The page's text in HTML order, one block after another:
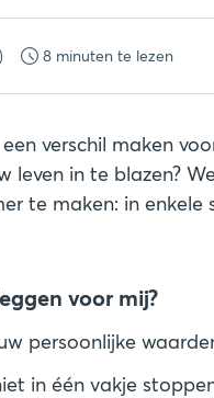
8 minuten te lezen
verschil maken
in te blazen?
te maken: in enkele
voor mij?
persoonlijke
in één vakje